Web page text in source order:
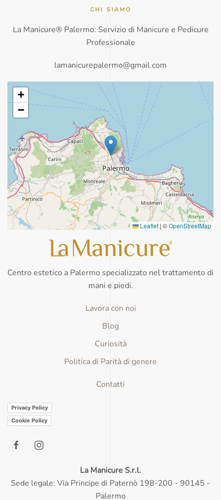
CHI SIAMO
La Manicure® Palermo: Servizio di Manicure e Pedicure
Professionale
lamanicurepalermo@gmail.com
+
−
Leaflet | ©OpenStreetMap
Centro estetico a Palermo specializzato nel trattamento di
mani e piedi.
Lavora con noi
Blog
Curiosità
Politica di Parità di genere
Contatti
Privacy Policy
Cookie Policy
La Manicure S.r.l.
Sede legale: Via Principe di Paternò 198-200 - 90145 -
Palermo